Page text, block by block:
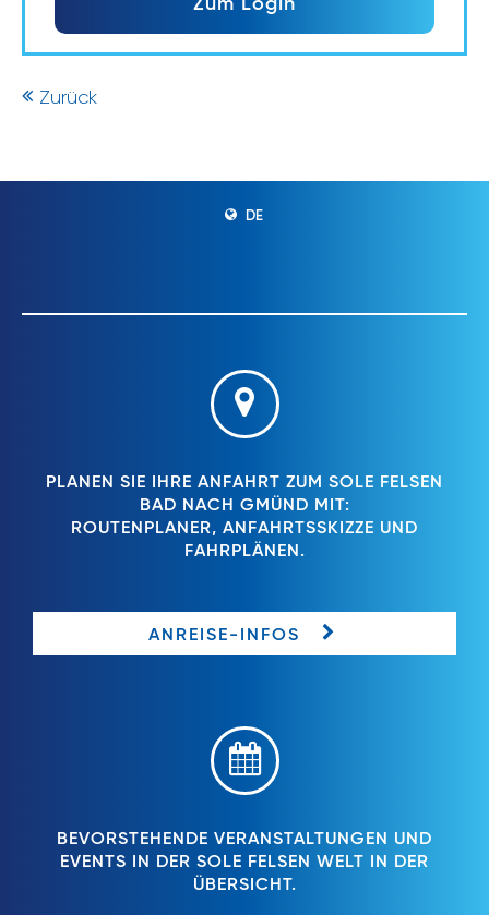
Zum Login
Zurück
DE
PLANEN SIE IHRE ANFAHRT ZUM SOLE FELSEN
BAD NACH GMÜND MIT:
ROUTENPLANER, ANFAHRTSSKIZZE UND
FAHRPLÄNEN.
ANREISE-INFOS
BEVORSTEHENDE VERANSTALTUNGEN UND
EVENTS IN DER SOLE FELSEN WELT IN DER
ÜBERSICHT.